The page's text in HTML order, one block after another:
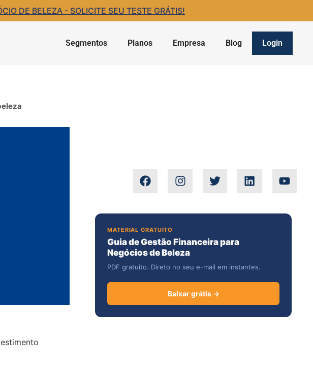
DE BELEZA - SOLICITE SEU TESTE GRÁTIS!
Segmentos Planos Empresa Blog Login
MATERIAL GRATUITO
Guia de Gestão Financeira para
Negócios de Beleza
PDF gratuito. Direto no seu e-mail em instantes.
Baixar grátis →